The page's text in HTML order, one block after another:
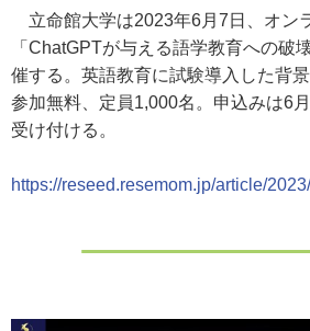
立命館大学は2023年6月7日、オン
「ChatGPTが与える語学教育への破
催する。英語教育に試験導入した背
参加無料、定員1,000名。申込みは6
受け付ける。
https://reseed.resemom.jp/article/